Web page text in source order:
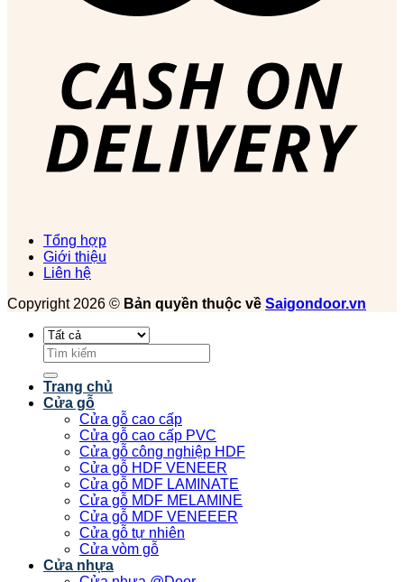
Tổng hợp
Giới thiệu
Liên hệ
Copyright 2026 © Bản quyền thuộc về Saigondoor.vn
Tìm
kiếm:
Trang chủ
Cửa gỗ
Cửa gỗ cao cấp
Cửa gỗ cao cấp PVC
Cửa gỗ công nghiệp HDF
Cửa gỗ HDF VENEER
Cửa gỗ MDF LAMINATE
Cửa gỗ MDF MELAMINE
Cửa gỗ MDF VENEEER
Cửa gỗ tự nhiên
Cửa vòm gỗ
Cửa nhựa